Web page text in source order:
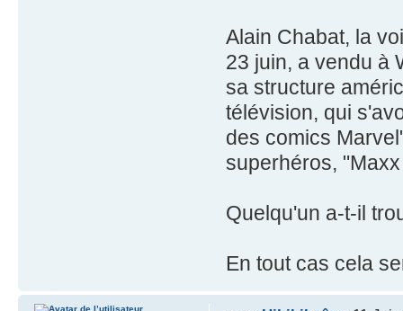
Alain Chabat, la
23 juin, a vendu à
sa structure
télévision, qui
des comics
superhéros,
Quelqu'un a-t-il
En tout cas cela